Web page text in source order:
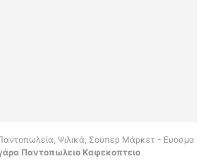
Ψιλικά, Σούπερ Μάρκετ - Ευοσμο
Παντοπωλειο Καφεκοπτειο